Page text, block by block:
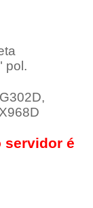
pol.
servidor é